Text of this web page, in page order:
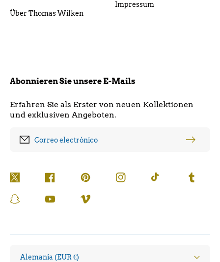
Über Thomas Wilken
Impressum
Abonnieren Sie unsere E-Mails
Erfahren Sie als Erster von neuen Kollektionen
und exklusiven Angeboten.
Correo electrónico
Twitter Facebook Pinterest Instagram TikTok Tumblr
Snapchat YouTube Vimeo
Alemania (EUR €)